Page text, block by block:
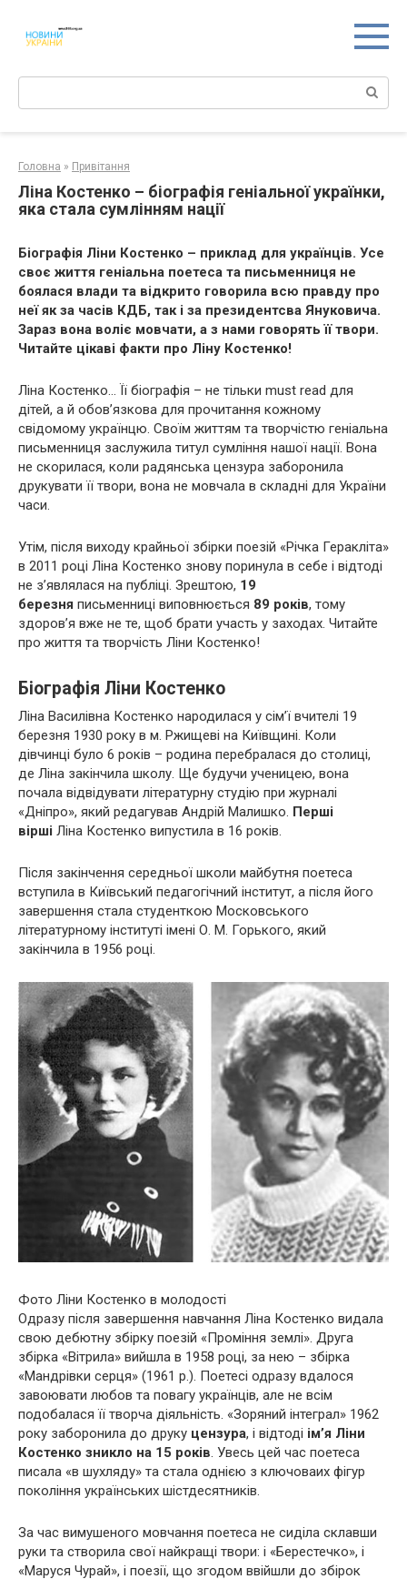
контенту
Поиск:
Головна » Привітання
Ліна Костенко – біографія геніальної українки,
яка стала сумлінням нації
Біографія Ліни Костенко – приклад для українців. Усе
своє життя геніальна поетеса та письменниця не
боялася влади та відкрито говорила всю правду про
неї як за часів КДБ, так і за президентсва Януковича.
Зараз вона воліє мовчати, а з нами говорять її твори.
Читайте цікаві факти про Ліну Костенко!
Ліна Костенко… Її біографія – не тільки must read для
дітей, а й обов’язкова для прочитання кожному
свідомому українцю. Своїм життям та творчістю геніальна
письменниця заслужила титул сумління нашої нації. Вона
не скорилася, коли радянська цензура заборонила
друкувати її твори, вона не мовчала в складні для України
часи.
Утім, після виходу крайньої збірки поезій «Річка Геракліта»
в 2011 році Ліна Костенко знову поринула в себе і відтоді
не з’являлася на публіці. Зрештою, 19
березня письменниці виповнюється 89 років, тому
здоров’я вже не те, щоб брати участь у заходах. Читайте
про життя та творчість Ліни Костенко!
Біографія Ліни Костенко
Ліна Василівна Костенко народилася у сім’ї вчителі 19
березня 1930 року в м. Ржищеві на Київщині. Коли
дівчинці було 6 років – родина перебралася до столиці,
де Ліна закінчила школу. Ще будучи ученицею, вона
почала відвідувати літературну студію при журналі
«Дніпро», який редагував Андрій Малишко. Перші
вірші Ліна Костенко випустила в 16 років.
Після закінчення середньої школи майбутня поетеса
вступила в Київський педагогічний інститут, а після його
завершення стала студенткою Московського
літературному інституті імені О. М. Горького, який
закінчила в 1956 році.
Фото Ліни Костенко в молодості
Одразу після завершення навчання Ліна Костенко видала
свою дебютну збірку поезій «Проміння землі». Друга
збірка «Вітрила» вийшла в 1958 році, за нею – збірка
«Мандрівки серця» (1961 р.). Поетесі одразу вдалося
завоювати любов та повагу українців, але не всім
подобалася її творча діяльність. «Зоряний інтеграл» 1962
року заборонила до друку цензура, і відтоді ім’я Ліни
Костенко зникло на 15 років. Увесь цей час поетеса
писала «в шухляду» та стала однією з ключоваих фігур
покоління українських шістдесятників.
За час вимушеного мовчання поетеса не сиділа склавши
руки та створила свої найкращі твори: і «Берестечко», і
«Маруся Чурай», і поезії, що згодом ввійшли до збірок